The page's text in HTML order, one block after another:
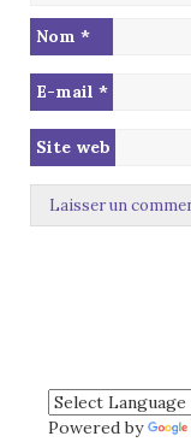
Nom *
E-mail *
Site web
Powered by